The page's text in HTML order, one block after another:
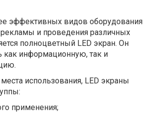
эффективных видов оборудования
и проведения различных
полноцветный LED экран. Он
информационную, так и
использования, LED экраны
применения;